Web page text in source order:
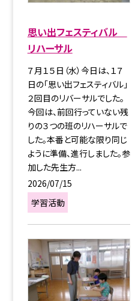
思い出フェスティバル
リハーサル
７月１５日（水）今日は、１７
日の「思い出フェスティバル」
２回目のリバーサルでした。
今回は、前回行っていない残
りの３つの班のリハーサルで
した。本番と可能な限り同じ
ように準備、進行しました。参
加した先生方...
2026/07/15
学習活動